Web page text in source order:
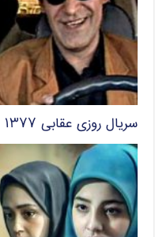
سریال روزی عقابی ۱۳۷۷